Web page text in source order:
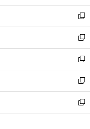
開
く
ウ
で
開
く
ン
ド
ウ
で
開
く
ウ
ィ
ン
ド
ウ
で
開
く
新
し
い
ウ
ィ
ン
ド
ウ
で
開
新
し
い
ウ
ィ
ン
ド
ウ
新
し
い
ウ
ィ
ン
新
し
い
ウ
新
し